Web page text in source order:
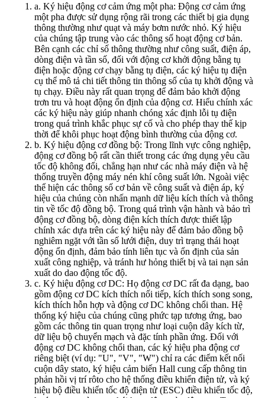
a. Ký hiệu động cơ cảm ứng một pha: Động cơ cảm ứng
một pha được sử dụng rộng rãi trong các thiết bị gia dụng
thông thường như quạt và máy bơm nước nhỏ. Ký hiệu
của chúng tập trung vào các thông số hoạt động cơ bản.
Bên cạnh các chỉ số thông thường như công suất, điện áp,
dòng điện và tần số, đối với động cơ khởi động bằng tụ
điện hoặc động cơ chạy bằng tụ điện, các ký hiệu tụ điện
cụ thể mô tả chi tiết thông tin thông số của tụ khởi động và
tụ chạy. Điều này rất quan trọng để đảm bảo khởi động
trơn tru và hoạt động ổn định của động cơ. Hiểu chính xác
các ký hiệu này giúp nhanh chóng xác định lỗi tụ điện
trong quá trình khắc phục sự cố và cho phép thay thế kịp
thời để khôi phục hoạt động bình thường của động cơ.
b. Ký hiệu động cơ đồng bộ: Trong lĩnh vực công nghiệp,
động cơ đồng bộ rất cần thiết trong các ứng dụng yêu cầu
tốc độ không đổi, chẳng hạn như các nhà máy điện và hệ
thống truyền động máy nén khí công suất lớn. Ngoài việc
thể hiện các thông số cơ bản về công suất và điện áp, ký
hiệu của chúng còn nhấn mạnh dữ liệu kích thích và thông
tin về tốc độ đồng bộ. Trong quá trình vận hành và bảo trì
động cơ đồng bộ, dòng điện kích thích được thiết lập
chính xác dựa trên các ký hiệu này để đảm bảo đồng bộ
nghiêm ngặt với tần số lưới điện, duy trì trạng thái hoạt
động ổn định, đảm bảo tính liên tục và ổn định của sản
xuất công nghiệp, và tránh hư hỏng thiết bị và tai nạn sản
xuất do dao động tốc độ.
c. Ký hiệu động cơ DC: Họ động cơ DC rất đa dạng, bao
gồm động cơ DC kích thích nối tiếp, kích thích song song,
kích thích hỗn hợp và động cơ DC không chổi than. Hệ
thống ký hiệu của chúng cũng phức tạp tương ứng, bao
gồm các thông tin quan trọng như loại cuộn dây kích từ,
dữ liệu bộ chuyển mạch và đặc tính phần ứng. Đối với
động cơ DC không chổi than, các ký hiệu pha động cơ
riêng biệt (ví dụ: "U", "V", "W") chỉ ra các điểm kết nối
cuộn dây stato, ký hiệu cảm biến Hall cung cấp thông tin
phản hồi vị trí rôto cho hệ thống điều khiển điện tử, và ký
hiệu bộ điều khiển tốc độ điện tử (ESC) điều khiển tốc độ,